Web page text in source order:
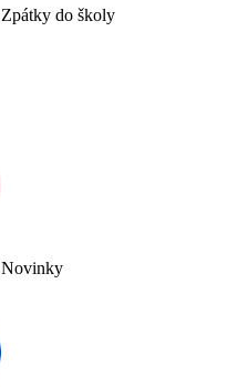
Zpátky do školy
Novinky